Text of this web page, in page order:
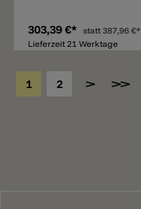
303,39 €* statt387,96 €*
Lieferzeit 21 Werktage
1 2